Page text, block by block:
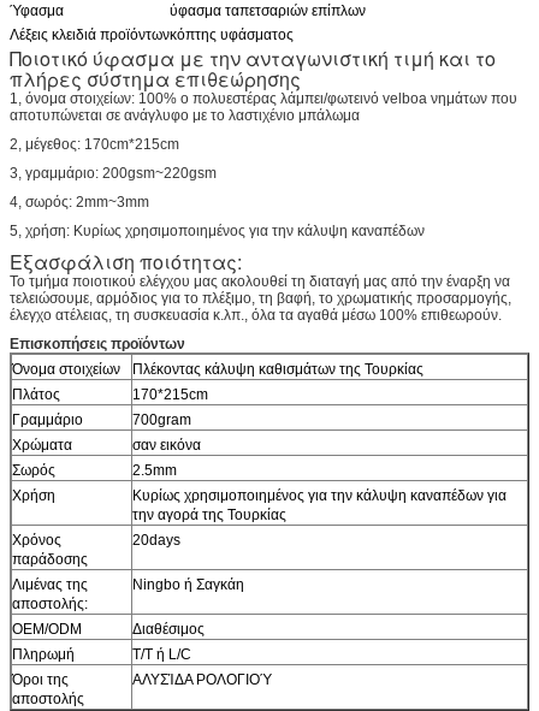
Ύφασμα
ύφασμα ταπετσαριών επίπλων
Λέξεις κλειδιά προϊόντωνκόπτης υφάσματος
Ποιοτικό ύφασμα με την ανταγωνιστική τιμή και το
πλήρες σύστημα επιθεώρησης
1, όνομα στοιχείων: 100% ο πολυεστέρας λάμπει/φωτεινό velboa νημάτων που
αποτυπώνεται σε ανάγλυφο με το λαστιχένιο μπάλωμα
2, μέγεθος: 170cm*215cm
3, γραμμάριο: 200gsm~220gsm
4, σωρός: 2mm~3mm
5, χρήση: Κυρίως χρησιμοποιημένος για την κάλυψη καναπέδων
Εξασφάλιση ποιότητας:
Το τμήμα ποιοτικού ελέγχου μας ακολουθεί τη διαταγή μας από την έναρξη να
τελειώσουμε, αρμόδιος για το πλέξιμο, τη βαφή, το χρωματικής προσαρμογής,
έλεγχο ατέλειας, τη συσκευασία κ.λπ., όλα τα αγαθά μέσω 100% επιθεωρούν.
Επισκοπήσεις προϊόντων
Όνομα στοιχείων
Πλέκοντας κάλυψη καθισμάτων της Τουρκίας
Πλάτος
170*215cm
Γραμμάριο
700gram
Χρώματα
σαν εικόνα
Σωρός
2.5mm
Χρήση
Κυρίως χρησιμοποιημένος για την κάλυψη καναπέδων για
την αγορά της Τουρκίας
Χρόνος
παράδοσης
20days
Λιμένας της
αποστολής:
Ningbo ή Σαγκάη
OEM/ODM
Διαθέσιμος
Πληρωμή
T/T ή L/C
Όροι της
αποστολής
ΑΛΥΣΊΔΑ ΡΟΛΟΓΙΟΎ